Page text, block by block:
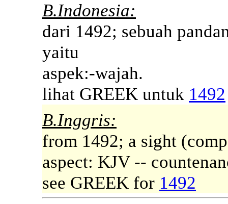
B.Indonesia:
dari 1492; sebuah
yaitu
aspek:-wajah.
lihat GREEK untuk 1492
B.Inggris:
from 1492; a sight
aspect: KJV --
see GREEK for 1492